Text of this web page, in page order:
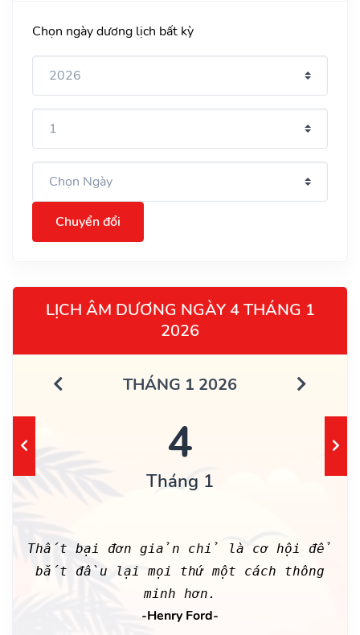
Chọn ngày dương lịch bất kỳ
Chuyển đổi
LỊCH ÂM DƯƠNG NGÀY 4 THÁNG 1
2026
THÁNG 1 2026
4
Tháng 1
Thất bại đơn giản chỉ là cơ hội để
bắt đầu lại mọi thứ một cách thông
minh hơn.
-Henry Ford-